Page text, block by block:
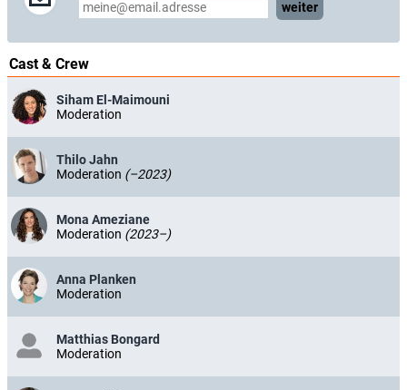
weiter
Cast & Crew
Siham El-Maimouni
Moderation
Thilo Jahn
Moderation (–2023)
Mona Ameziane
Moderation (2023–)
Anna Planken
Moderation
Matthias Bongard
Moderation